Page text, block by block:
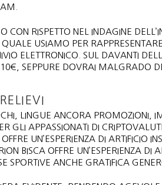
CON RISPETTO NEL INDAGINE
USIAMO PER
ELETTRONICO. SUL DAVANTI
SEPPURE DOVRAI MALGRADO
LINGUE ANCORA PROMOZIONI,
GLI APPASSIONATI DI
UN’ESPERIENZA DI ARTIFICIO
BISCA OFFRE UN’ESPERIENZA
SPORTIVE ANCHE GRATIFICA